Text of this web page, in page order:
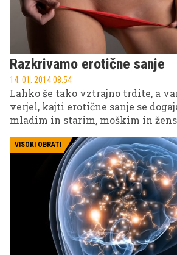
Razkrivamo erotične sanje
14. 01. 2014 08.54
Lahko še tako vztrajno trdite, a
verjel, kajti erotične sanje se
mladim in starim, moškim in
VISOKI OBRATI